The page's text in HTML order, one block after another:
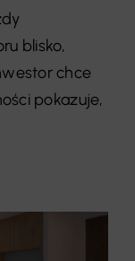
blisko,
chce
pokazuje,